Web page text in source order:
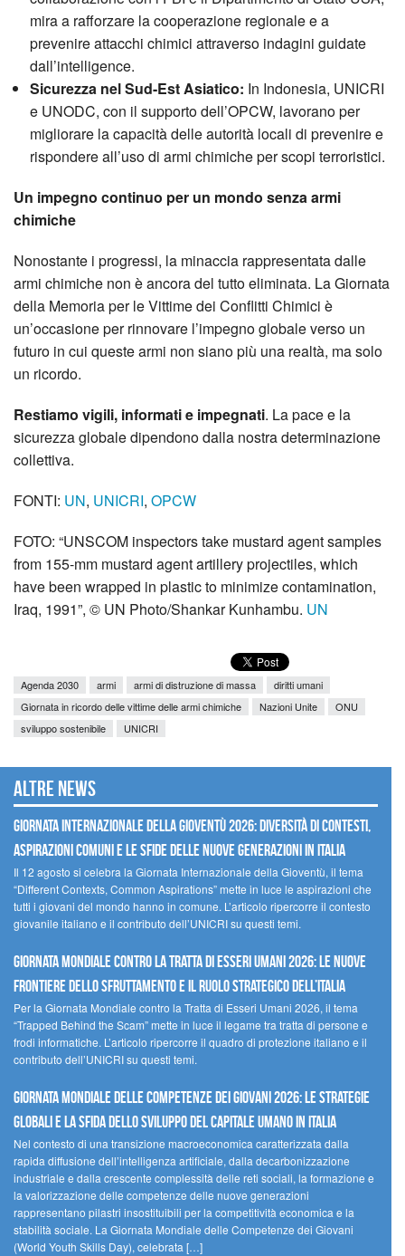
mira a rafforzare la cooperazione regionale e a
prevenire attacchi chimici attraverso indagini guidate
dall’intelligence.
Sicurezza nel Sud-Est Asiatico: In Indonesia, UNICRI
e UNODC, con il supporto dell’OPCW, lavorano per
migliorare la capacità delle autorità locali di prevenire e
rispondere all’uso di armi chimiche per scopi terroristici.
Un impegno continuo per un mondo senza armi
chimiche
Nonostante i progressi, la minaccia rappresentata dalle
armi chimiche non è ancora del tutto eliminata. La Giornata
della Memoria per le Vittime dei Conflitti Chimici è
un’occasione per rinnovare l’impegno globale verso un
futuro in cui queste armi non siano più una realtà, ma solo
un ricordo.
Restiamo vigili, informati e impegnati. La pace e la
sicurezza globale dipendono dalla nostra determinazione
collettiva.
FONTI: UN, UNICRI, OPCW
FOTO: “UNSCOM inspectors take mustard agent samples
from 155-mm mustard agent artillery projectiles, which
have been wrapped in plastic to minimize contamination,
Iraq, 1991”, © UN Photo/Shankar Kunhambu. UN
Agenda 2030 armi armi di distruzione di massa
diritti umani
Giornata in ricordo delle vittime delle armi chimiche
Nazioni Unite
ONU
sviluppo sostenibile
UNICRI
Altre news
GIORNATA INTERNAZIONALE DELLA GIOVENTÙ 2026: DIVERSITÀ DI CONTESTI,
ASPIRAZIONI COMUNI E LE SFIDE DELLE NUOVE GENERAZIONI IN ITALIA
Il 12 agosto si celebra la Giornata Internazionale della Gioventù, il tema
“Different Contexts, Common Aspirations” mette in luce le aspirazioni che
tutti i giovani del mondo hanno in comune. L’articolo ripercorre il contesto
giovanile italiano e il contributo dell’UNICRI su questi temi.
GIORNATA MONDIALE CONTRO LA TRATTA DI ESSERI UMANI 2026: LE NUOVE
FRONTIERE DELLO SFRUTTAMENTO E IL RUOLO STRATEGICO DELL’ITALIA
Per la Giornata Mondiale contro la Tratta di Esseri Umani 2026, il tema
“Trapped Behind the Scam” mette in luce il legame tra tratta di persone e
frodi informatiche. L’articolo ripercorre il quadro di protezione italiano e il
contributo dell’UNICRI su questi temi.
GIORNATA MONDIALE DELLE COMPETENZE DEI GIOVANI 2026: LE STRATEGIE
GLOBALI E LA SFIDA DELLO SVILUPPO DEL CAPITALE UMANO IN ITALIA
Nel contesto di una transizione macroeconomica caratterizzata dalla
rapida diffusione dell’intelligenza artificiale, dalla decarbonizzazione
industriale e dalla crescente complessità delle reti sociali, la formazione e
la valorizzazione delle competenze delle nuove generazioni
rappresentano pilastri insostituibili per la competitività economica e la
stabilità sociale. La Giornata Mondiale delle Competenze dei Giovani
(World Youth Skills Day), celebrata […]